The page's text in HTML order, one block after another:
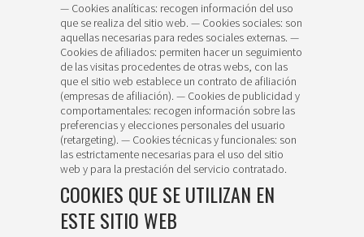
— Cookies analíticas: recogen información del uso
que se realiza del sitio web. — Cookies sociales: son
aquellas necesarias para redes sociales externas. —
Cookies de afiliados: permiten hacer un seguimiento
de las visitas procedentes de otras webs, con las
que el sitio web establece un contrato de afiliación
(empresas de afiliación). — Cookies de publicidad y
comportamentales: recogen información sobre las
preferencias y elecciones personales del usuario
(retargeting). — Cookies técnicas y funcionales: son
las estrictamente necesarias para el uso del sitio
web y para la prestación del servicio contratado.
COOKIES QUE SE UTILIZAN EN
ESTE SITIO WEB